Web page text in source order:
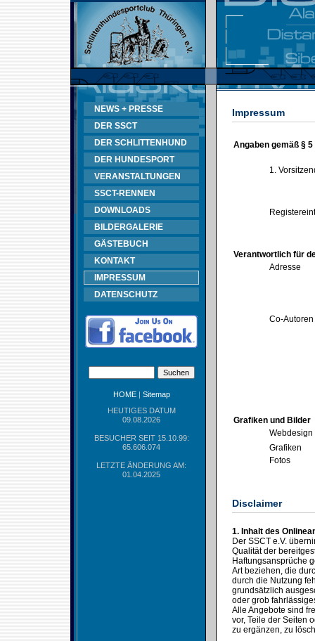
NEWS + PRESSE
DER SSCT
DER SCHLITTENHUND
DER HUNDESPORT
VERANSTALTUNGEN
SSCT-RENNEN
DOWNLOADS
BILDERGALERIE
GÄSTEBUCH
KONTAKT
IMPRESSUM
DATENSCHUTZ
HOME| Sitemap
HEUTIGES DATUM
09.08.2026
BESUCHER SEIT 15.10.99:
65.606.074
LETZTE ÄNDERUNG AM:
01.04.2025
Impressum
Angaben gemäß § 5
1.
Verantwortlich für
Adresse
Co-Autoren
Grafiken und Bilder
Webdesign
Grafiken
Fotos
Disclaimer
1. Inhalt des
Der SSCT e.V.
Qualität der
Haftungsansprüche
Art beziehen, die
durch die Nutzung
grundsätzlich
oder grob
Alle Angebote sind
vor, Teile der Seiten
zu ergänzen, zu